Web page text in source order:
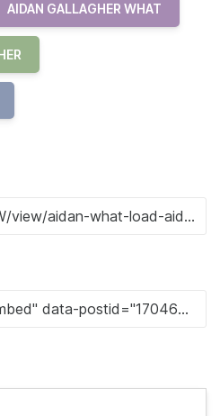
AIDAN GALLAGHER WHAT